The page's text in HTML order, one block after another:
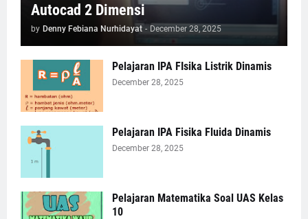
Autocad 2 Dimensi
by Denny Febiana Nurhidayat - December 28, 2025
Pelajaran IPA FIsika Listrik Dinamis
December 28, 2025
Pelajaran IPA Fisika Fluida Dinamis
December 28, 2025
Pelajaran Matematika Soal UAS Kelas
10